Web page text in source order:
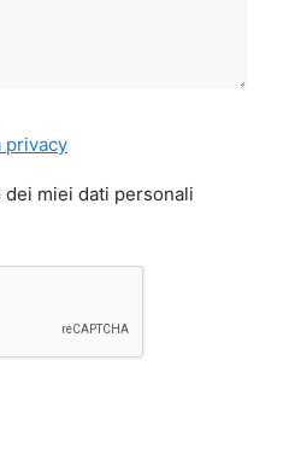
privacy
miei dati personali